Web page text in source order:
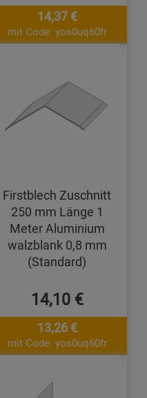
14,37 €
mit Code: yos0uq60fr
Firstblech Zuschnitt
250 mm Länge 1
Meter Aluminium
walzblank 0,8 mm
(Standard)
14,10 €
13,26 €
mit Code: yos0uq60fr